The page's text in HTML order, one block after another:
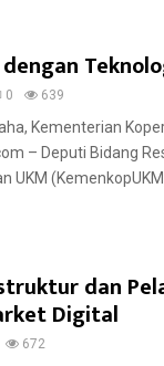
0 639
Kementerian
– Deputi Bidang
UKM
dan
Digital
672